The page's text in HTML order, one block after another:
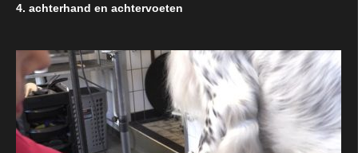
4. achterhand en achtervoeten